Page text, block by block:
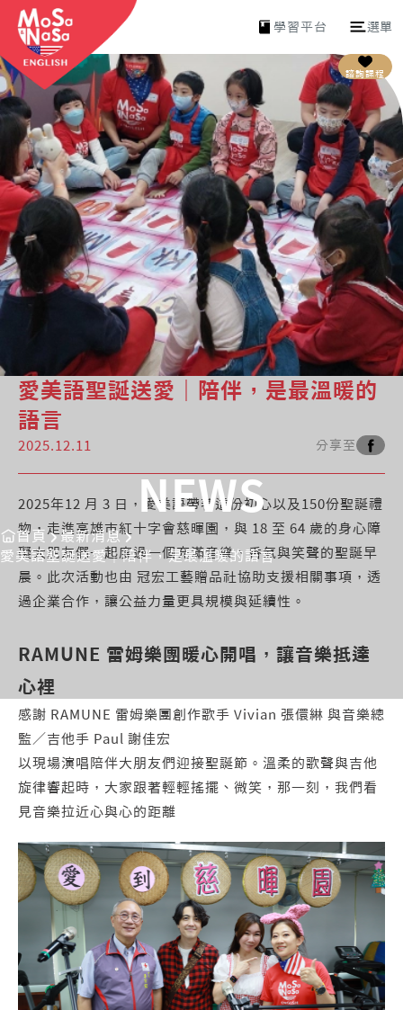
學習平台 選單
諮詢課程
NEWS
首頁
最新消息
愛美語聖誕送愛｜陪伴，是最溫暖的語言
愛美語聖誕送愛｜陪伴，是最溫暖的
語言
2025.12.11 分享至
2025年12 月 3 日，愛美語帶著這份初心以及150份聖誕禮
物，走進高雄市紅十字會慈暉園，與 18 至 64 歲的身心障
礙大朋友們一起度過一個充滿音樂、香氣與笑聲的聖誕早
晨。此次活動也由 冠宏工藝贈品社協助支援相關事項，透
過企業合作，讓公益力量更具規模與延續性。
RAMUNE 雷姆樂團暖心開唱，讓音樂抵達
心裡
感謝 RAMUNE 雷姆樂團創作歌手 Vivian 張儇綝 與音樂總
監／吉他手 Paul 謝佳宏
以現場演唱陪伴大朋友們迎接聖誕節。溫柔的歌聲與吉他
旋律響起時，大家跟著輕輕搖擺、微笑，那一刻，我們看
見音樂拉近心與心的距離